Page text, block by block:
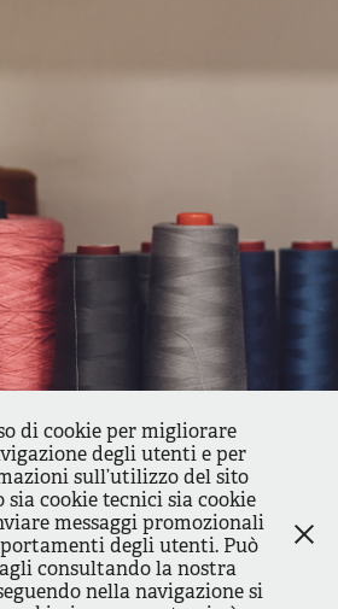
↑ Back to Top
di cookie per migliorare
degli utenti e per
sull’utilizzo del sito
sia cookie tecnici sia cookie
messaggi promozionali
degli utenti. Può
consultando la nostra
nella navigazione si